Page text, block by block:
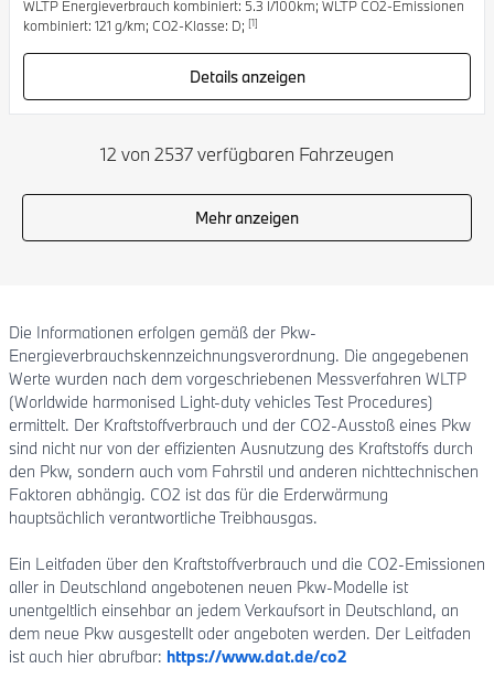
WLTP Energieverbrauch kombiniert: 5.3 l/100km; WLTP CO2-Emissionen
kombiniert: 121 g/km; CO2-Klasse: D; [1]
Details anzeigen
12 von 2537 verfügbaren Fahrzeugen
Mehr anzeigen
Die Informationen erfolgen gemäß der Pkw-
Energieverbrauchskennzeichnungsverordnung. Die angegebenen
Werte wurden nach dem vorgeschriebenen Messverfahren WLTP
(Worldwide harmonised Light-duty vehicles Test Procedures)
ermittelt. Der Kraftstoffverbrauch und der CO2-Ausstoß eines Pkw
sind nicht nur von der effizienten Ausnutzung des Kraftstoffs durch
den Pkw, sondern auch vom Fahrstil und anderen nichttechnischen
Faktoren abhängig. CO2 ist das für die Erderwärmung
hauptsächlich verantwortliche Treibhausgas.
Ein Leitfaden über den Kraftstoffverbrauch und die CO2-Emissionen
aller in Deutschland angebotenen neuen Pkw-Modelle ist
unentgeltlich einsehbar an jedem Verkaufsort in Deutschland, an
dem neue Pkw ausgestellt oder angeboten werden. Der Leitfaden
ist auch hier abrufbar: https://www.dat.de/co2